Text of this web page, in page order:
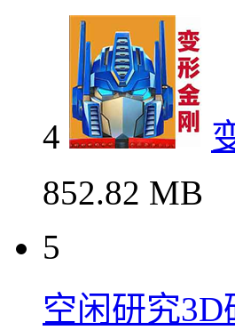
4
852.82 MB
5
空闲研究